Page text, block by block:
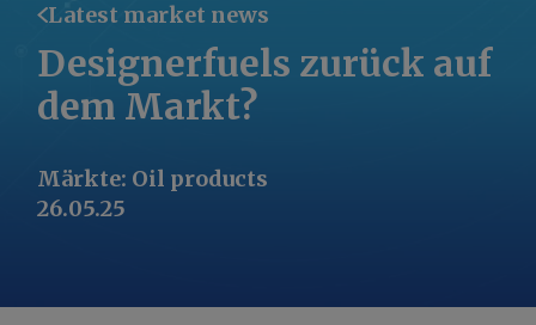
Latest market news
Designerfuels zurück auf
dem Markt?
Märkte: Oil products
26.05.25